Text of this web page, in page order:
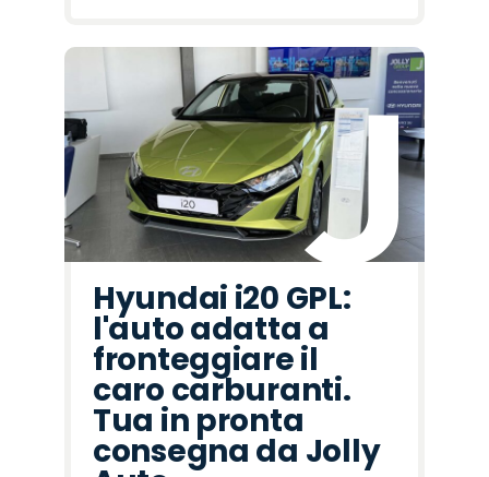
Hyundai i20 GPL:
l'auto adatta a
fronteggiare il
caro carburanti.
Tua in pronta
consegna da Jolly